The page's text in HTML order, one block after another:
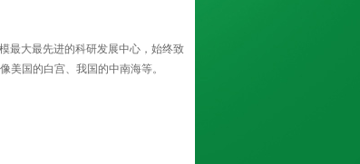
最大最先进的科研发展中心，始终致
美国的白宫、我国的中南海等。